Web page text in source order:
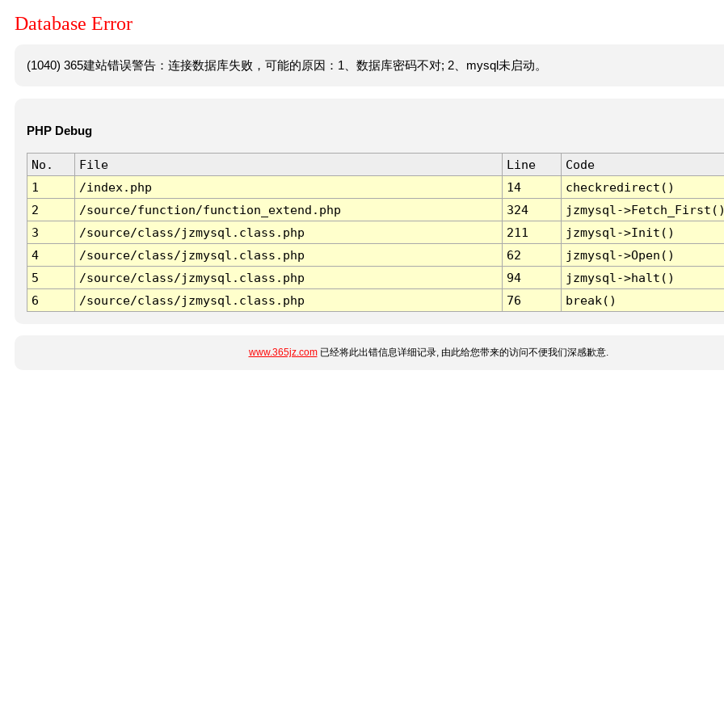
Database Error
(1040) 365建站错误警告：连接数据库失败，可能的原因：1、数据库密码不对; 2、mysql未启动。
PHP Debug
No. File Line
Code
1
/index.php 14
checkredirect()
2
/source/function/function_extend.php 324
jzmysql-
3
/source/class/jzmysql.class.php 211
jzmysql->Init()
4
/source/class/jzmysql.class.php 62
jzmysql->Open()
5
/source/class/jzmysql.class.php 94
jzmysql->halt()
6
/source/class/jzmysql.class.php 76 break()
www.365jz.com已经将此出错信息详细记录, 由此给您带来的访问不便我们深感歉意.